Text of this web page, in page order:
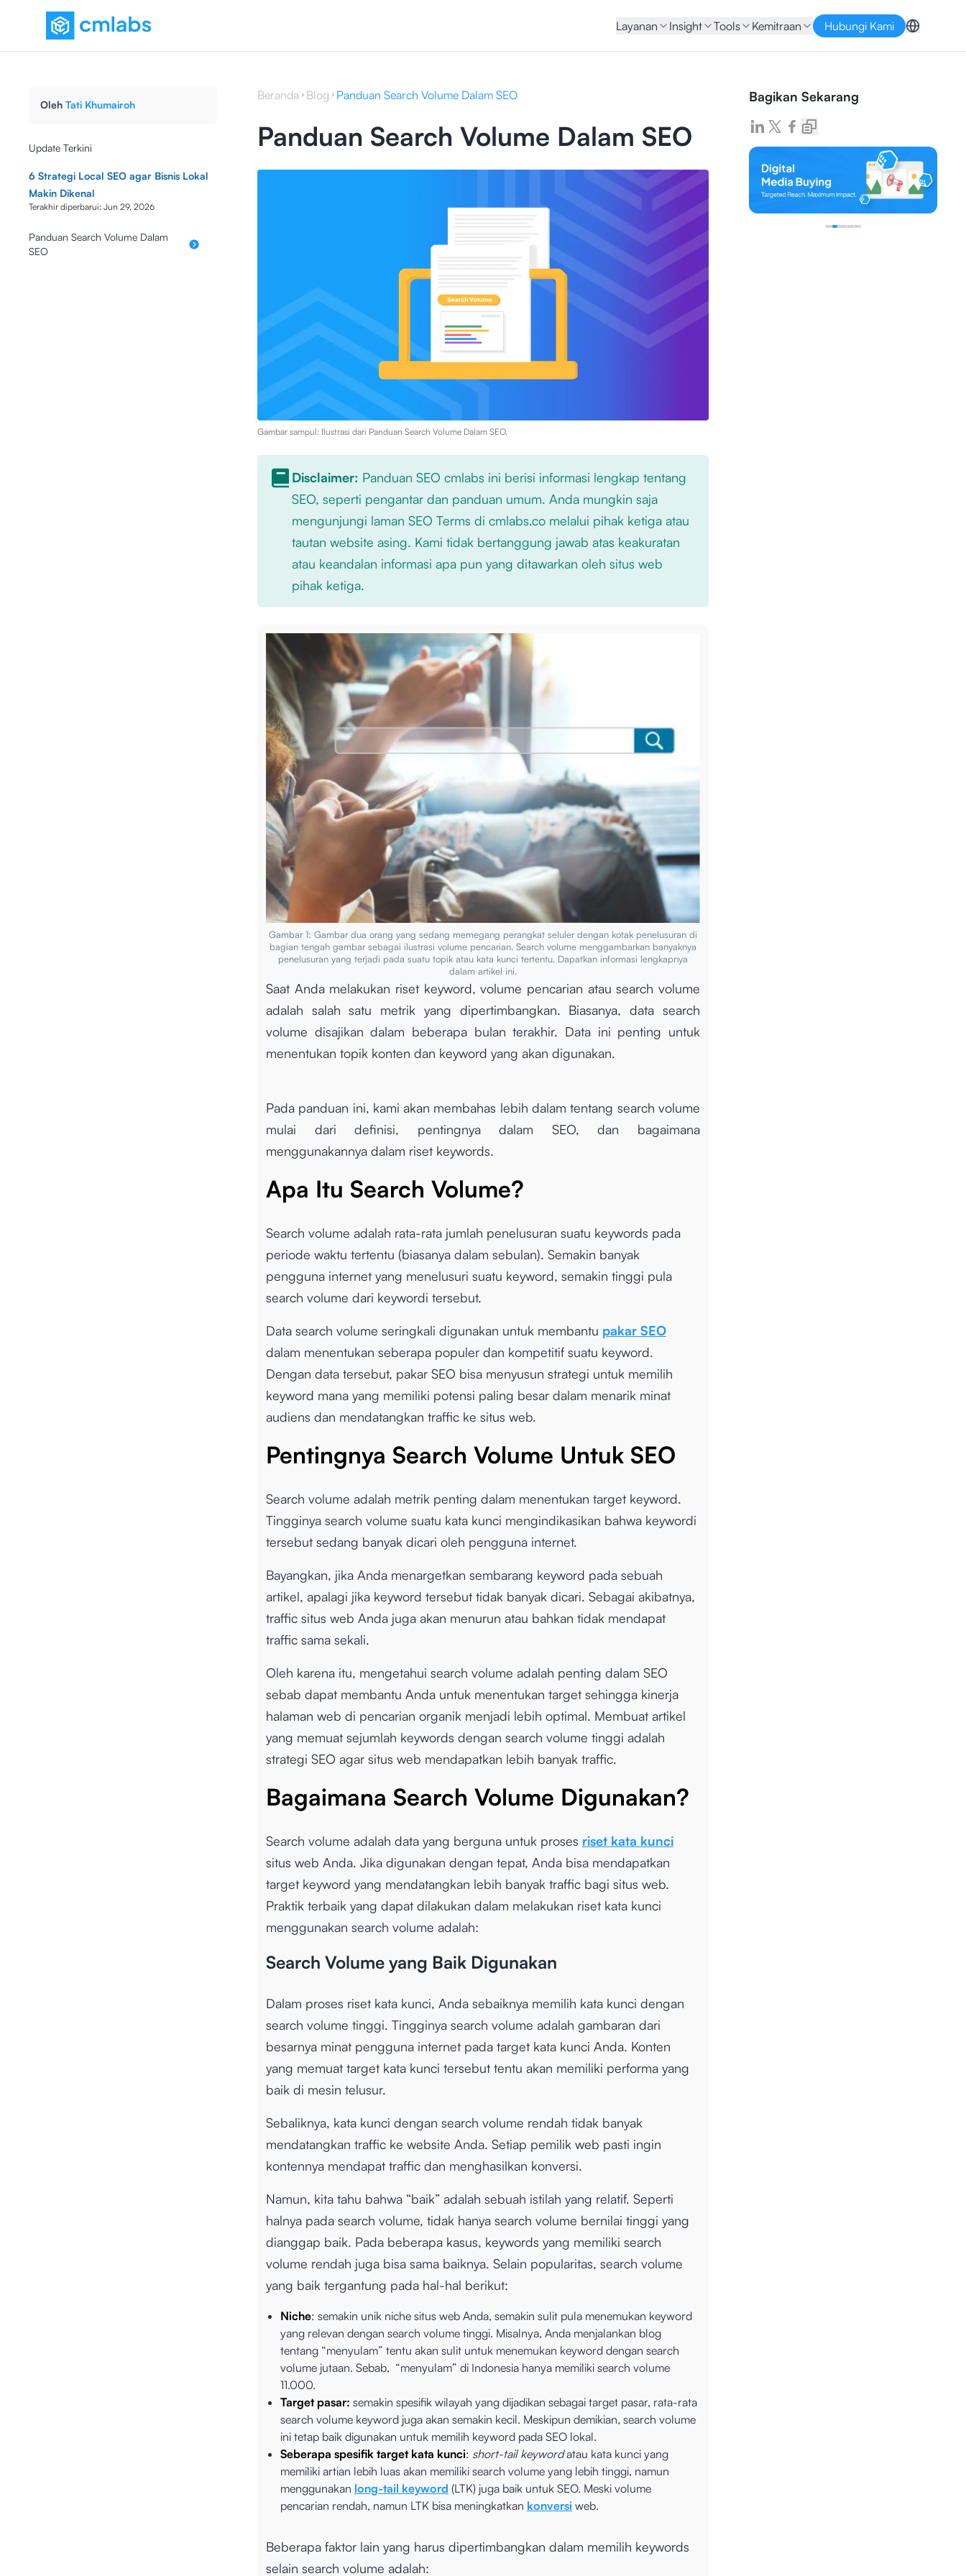
Layanan Insight Tools Kemitraan Hubungi Kami
Oleh Tati Khumairoh
Update Terkini
6 Strategi Local SEO agar Bisnis Lokal
Makin Dikenal
Terakhir diperbarui: Jun 29, 2026
Panduan Search Volume Dalam
SEO
Beranda Blog Panduan Search Volume Dalam SEO
Panduan Search Volume Dalam SEO
Gambar sampul: Ilustrasi dari Panduan Search Volume Dalam SEO.
Disclaimer: Panduan SEO cmlabs ini berisi informasi lengkap tentang
SEO, seperti pengantar dan panduan umum. Anda mungkin saja
mengunjungi laman SEO Terms di cmlabs.co melalui pihak ketiga atau
tautan website asing. Kami tidak bertanggung jawab atas keakuratan
atau keandalan informasi apa pun yang ditawarkan oleh situs web
pihak ketiga.
Gambar 1: Gambar dua orang yang sedang memegang perangkat seluler dengan kotak penelusuran di
bagian tengah gambar sebagai ilustrasi volume pencarian. Search volume menggambarkan banyaknya
penelusuran yang terjadi pada suatu topik atau kata kunci tertentu. Dapatkan informasi lengkapnya
dalam artikel ini.
Saat Anda melakukan riset keyword, volume pencarian atau search volume
adalah salah satu metrik yang dipertimbangkan. Biasanya, data search
volume disajikan dalam beberapa bulan terakhir. Data ini penting untuk
menentukan topik konten dan keyword yang akan digunakan.
Pada panduan ini, kami akan membahas lebih dalam tentang search volume
mulai dari definisi, pentingnya dalam SEO, dan bagaimana
menggunakannya dalam riset keywords.
Apa Itu Search Volume?
Search volume adalah rata-rata jumlah penelusuran suatu keywords pada
periode waktu tertentu (biasanya dalam sebulan). Semakin banyak
pengguna internet yang menelusuri suatu keyword, semakin tinggi pula
search volume dari keywordi tersebut.
Data search volume seringkali digunakan untuk membantu pakar SEO
dalam menentukan seberapa populer dan kompetitif suatu keyword.
Dengan data tersebut, pakar SEO bisa menyusun strategi untuk memilih
keyword mana yang memiliki potensi paling besar dalam menarik minat
audiens dan mendatangkan traffic ke situs web.
Pentingnya Search Volume Untuk SEO
Search volume adalah metrik penting dalam menentukan target keyword.
Tingginya search volume suatu kata kunci mengindikasikan bahwa keywordi
tersebut sedang banyak dicari oleh pengguna internet.
Bayangkan, jika Anda menargetkan sembarang keyword pada sebuah
artikel, apalagi jika keyword tersebut tidak banyak dicari. Sebagai akibatnya,
traffic situs web Anda juga akan menurun atau bahkan tidak mendapat
traffic sama sekali.
Oleh karena itu, mengetahui search volume adalah penting dalam SEO
sebab dapat membantu Anda untuk menentukan target sehingga kinerja
halaman web di pencarian organik menjadi lebih optimal. Membuat artikel
yang memuat sejumlah keywords dengan search volume tinggi adalah
strategi SEO agar situs web mendapatkan lebih banyak traffic.
Bagaimana Search Volume Digunakan?
Search volume adalah data yang berguna untuk proses riset kata kunci
situs web Anda. Jika digunakan dengan tepat, Anda bisa mendapatkan
target keyword yang mendatangkan lebih banyak traffic bagi situs web.
Praktik terbaik yang dapat dilakukan dalam melakukan riset kata kunci
menggunakan search volume adalah:
Search Volume yang Baik Digunakan
Dalam proses riset kata kunci, Anda sebaiknya memilih kata kunci dengan
search volume tinggi. Tingginya search volume adalah gambaran dari
besarnya minat pengguna internet pada target kata kunci Anda. Konten
yang memuat target kata kunci tersebut tentu akan memiliki performa yang
baik di mesin telusur.
Sebaliknya, kata kunci dengan search volume rendah tidak banyak
mendatangkan traffic ke website Anda. Setiap pemilik web pasti ingin
kontennya mendapat traffic dan menghasilkan konversi.
Namun, kita tahu bahwa “baik” adalah sebuah istilah yang relatif. Seperti
halnya pada search volume, tidak hanya search volume bernilai tinggi yang
dianggap baik. Pada beberapa kasus, keywords yang memiliki search
volume rendah juga bisa sama baiknya. Selain popularitas, search volume
yang baik tergantung pada hal-hal berikut:
Niche: semakin unik niche situs web Anda, semakin sulit pula menemukan keyword
yang relevan dengan search volume tinggi. Misalnya, Anda menjalankan blog
tentang “menyulam” tentu akan sulit untuk menemukan keyword dengan search
volume jutaan. Sebab, “menyulam” di Indonesia hanya memiliki search volume
11.000.
Target pasar: semakin spesifik wilayah yang dijadikan sebagai target pasar, rata-rata
search volume keyword juga akan semakin kecil. Meskipun demikian, search volume
ini tetap baik digunakan untuk memilih keyword pada SEO lokal.
Seberapa spesifik target kata kunci: short-tail keywordatau kata kunci yang
memiliki artian lebih luas akan memiliki search volume yang lebih tinggi, namun
menggunakan long-tail keyword (LTK) juga baik untuk SEO. Meski volume
pencarian rendah, namun LTK bisa meningkatkan konversi web.
Beberapa faktor lain yang harus dipertimbangkan dalam memilih keywords
selain search volume adalah:
Bagikan Sekarang